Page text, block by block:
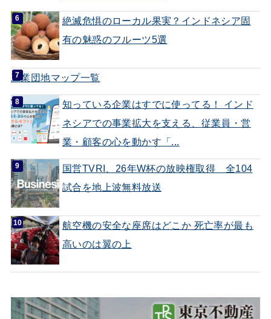
絶滅危惧のローカル果実？インドネシア固
有の魅惑のフルーツ5選
工業団地マップ一覧
知っている企業はすでに使ってる！ インド
ネシアでの事業拡大を支える、従業員・営
業・顧客の心を動かす「...
国営TVRI、26年W杯の放映権取得 全104
試合を地上波無料放送
航空機の安全な座席はどこか 死亡率が最も
高いのは翼の上